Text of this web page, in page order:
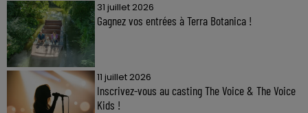
31 juillet 2026
Gagnez vos entrées à Terra Botanica !
11 juillet 2026
Inscrivez-vous au casting The Voice & The Voice
Kids !